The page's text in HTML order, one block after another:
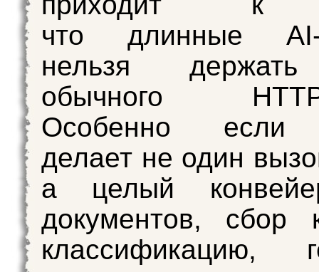
что длинные
нельзя
обычного
Особенно если
делает не один
а целый
документов, сбор
классификацию,